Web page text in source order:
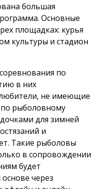
большая
Основные
площадках: курья
культуры и стадион
по
в них
не имеющие
рыболовному
для зимней
и
Такие рыболовы
в сопровождении
будет
через